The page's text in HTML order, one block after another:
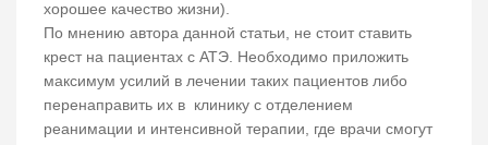
хорошее качество жизни).
По мнению автора данной статьи, не стоит ставить
крест на пациентах с АТЭ. Необходимо приложить
максимум усилий в лечении таких пациентов либо
перенаправить их в клинику с отделением
реанимации и интенсивной терапии, где врачи смогут